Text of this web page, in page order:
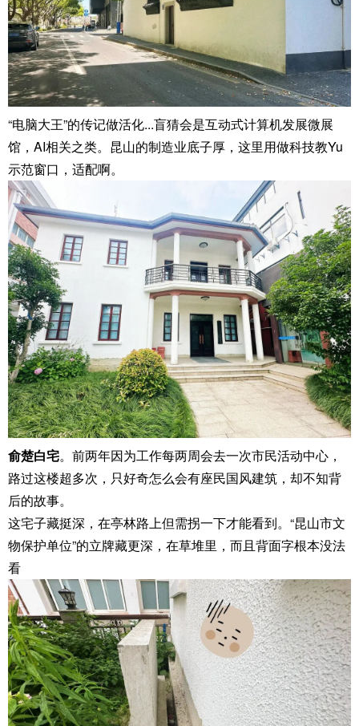
“电脑大王”的传记做活化...盲猜会是互动式计算机发展微展
馆，AI相关之类。昆山的制造业底子厚，这里用做科技教Yu
示范窗口，适配啊。
俞楚白宅。前两年因为工作每两周会去一次市民活动中心，
路过这楼超多次，只好奇怎么会有座民国风建筑，却不知背
后的故事。
这宅子藏挺深，在亭林路上但需拐一下才能看到。“昆山市文
物保护单位”的立牌藏更深，在草堆里，而且背面字根本没法
看